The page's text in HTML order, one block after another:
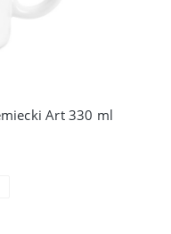
Art 330 ml